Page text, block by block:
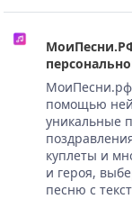
помощью
уникальные
куплеты и
и героя,
песню с